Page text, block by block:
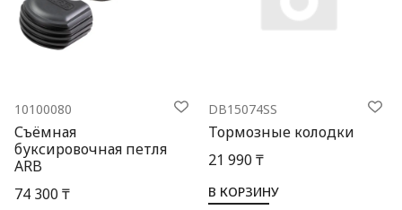
10100080
Съёмная
буксировочная петля
ARB
74 300 ₸
DB15074SS
Тормозные колодки
21 990 ₸
В КОРЗИНУ